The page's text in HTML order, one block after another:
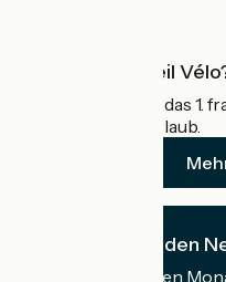
Was ist Accueil
Accueil Vélo ist das 1.
Radfahrer im Urlaub.
Ich abonniere den
Erhalten Sie jeden